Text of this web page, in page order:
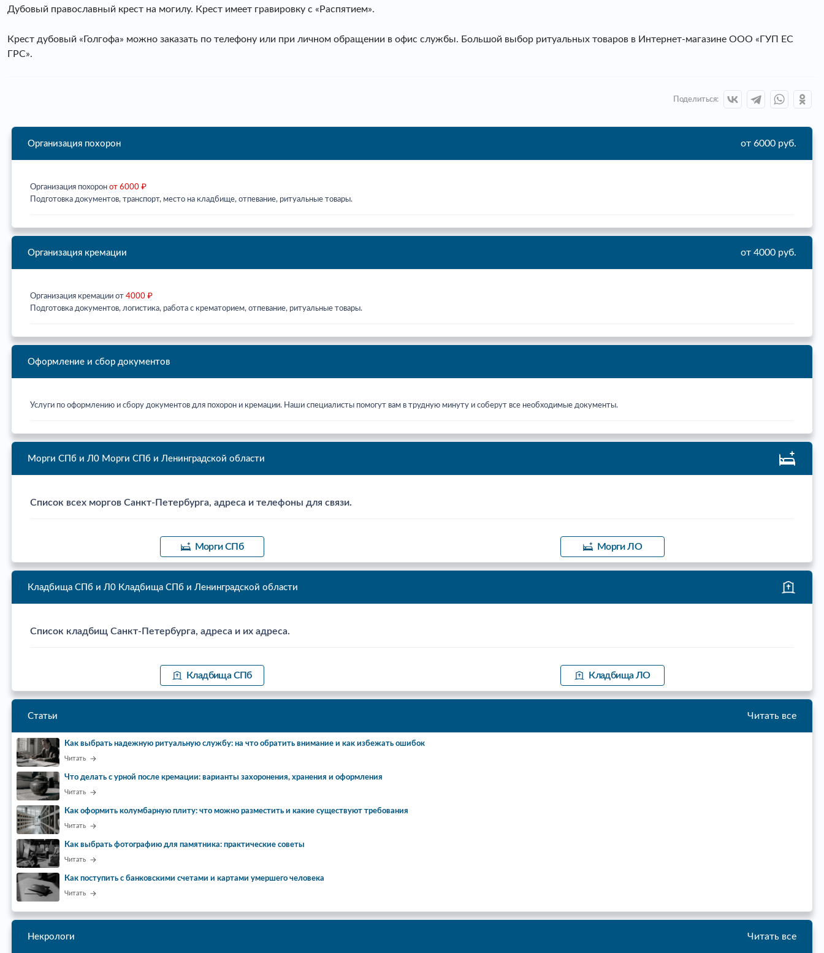
Дубовый православный крест на могилу. Крест имеет гравировку с «Распятием».
Крест дубовый «Голгофа» можно заказать по телефону или при личном обращении в офис службы. Большой выбор ритуальных товаров в Интернет-магазине ООО «ГУП ЕС
ГРС».
Поделиться:
Организация похорон от 6000 руб.
Организация похорон от 6000 ₽
Подготовка документов, транспорт, место на кладбище, отпевание, ритуальные товары.
Организация кремации от 4000 руб.
Организация кремации от 4000 ₽
Подготовка документов, логистика, работа с крематорием, отпевание, ритуальные товары.
Оформление и сбор документов
Услуги по оформлению и сбору документов для похорон и кремации. Наши специалисты помогут вам в трудную минуту и соберут все необходимые документы.
Морги СПб и Л0 Морги СПб и Ленинградской области
Список всех моргов Санкт-Петербурга, адреса и телефоны для связи.
Морги СПб Морги ЛО
Кладбища СПб и Л0 Кладбища СПб и Ленинградской области
Список кладбищ Санкт-Петербурга, адреса и их адреса.
Кладбища СПб Кладбища ЛО
Статьи Читать все
Как выбрать надежную ритуальную службу: на что обратить внимание и как избежать ошибок
Читать
Что делать с урной после кремации: варианты захоронения, хранения и оформления
Читать
Как оформить колумбарную плиту: что можно разместить и какие существуют требования
Читать
Как выбрать фотографию для памятника: практические советы
Читать
Как поступить с банковскими счетами и картами умершего человека
Читать
Некрологи Читать все